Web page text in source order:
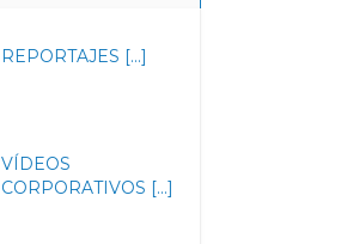
REPORTAJES [...]
VÍDEOS
CORPORATIVOS [...]